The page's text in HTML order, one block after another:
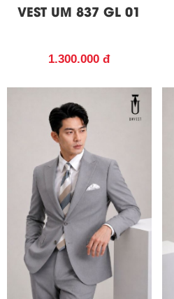
VEST UM 837 GL 01
1.300.000 đ